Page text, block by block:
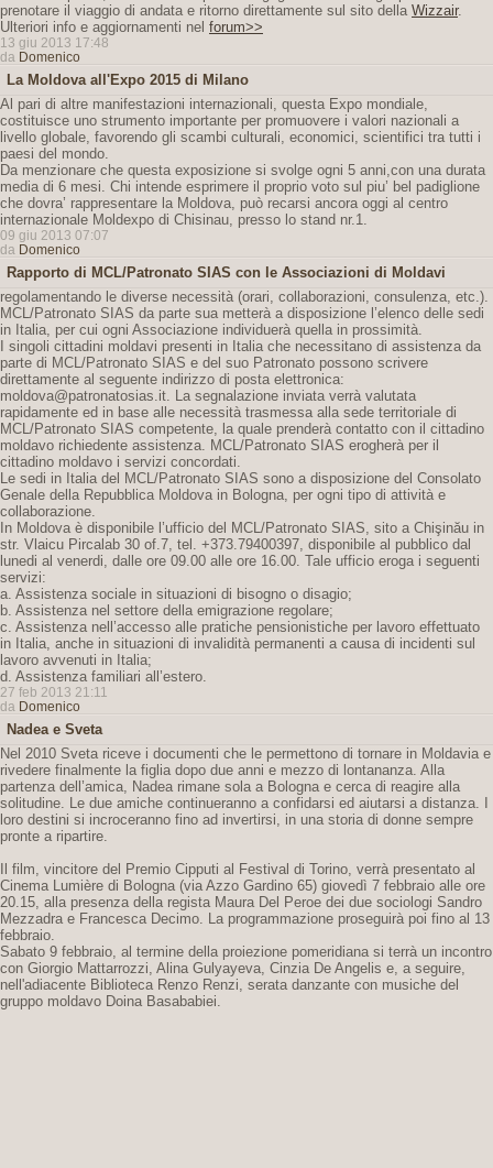
prenotare il viaggio di andata e ritorno direttamente sul sito della Wizzair.
Ulteriori info e aggiornamenti nel forum>>
13 giu 2013 17:48
da Domenico
La Moldova all'Expo 2015 di Milano
Al pari di altre manifestazioni internazionali, questa Expo mondiale,
costituisce uno strumento importante per promuovere i valori nazionali a
livello globale, favorendo gli scambi culturali, economici, scientifici tra tutti i
paesi del mondo.
Da menzionare che questa exposizione si svolge ogni 5 anni,con una durata
media di 6 mesi. Chi intende esprimere il proprio voto sul piu’ bel padiglione
che dovra’ rappresentare la Moldova, può recarsi ancora oggi al centro
internazionale Moldexpo di Chisinau, presso lo stand nr.1.
09 giu 2013 07:07
da Domenico
Rapporto di MCL/Patronato SIAS con le Associazioni di Moldavi
regolamentando le diverse necessità (orari, collaborazioni, consulenza, etc.).
MCL/Patronato SIAS da parte sua metterà a disposizione l’elenco delle sedi
in Italia, per cui ogni Associazione individuerà quella in prossimità.
I singoli cittadini moldavi presenti in Italia che necessitano di assistenza da
parte di MCL/Patronato SIAS e del suo Patronato possono scrivere
direttamente al seguente indirizzo di posta elettronica:
moldova@patronatosias.it. La segnalazione inviata verrà valutata
rapidamente ed in base alle necessità trasmessa alla sede territoriale di
MCL/Patronato SIAS competente, la quale prenderà contatto con il cittadino
moldavo richiedente assistenza. MCL/Patronato SIAS erogherà per il
cittadino moldavo i servizi concordati.
Le sedi in Italia del MCL/Patronato SIAS sono a disposizione del Consolato
Genale della Repubblica Moldova in Bologna, per ogni tipo di attività e
collaborazione.
In Moldova è disponibile l’ufficio del MCL/Patronato SIAS, sito a Chişinău in
str. Vlaicu Pircalab 30 of.7, tel. +373.79400397, disponibile al pubblico dal
lunedi al venerdi, dalle ore 09.00 alle ore 16.00. Tale ufficio eroga i seguenti
servizi:
a. Assistenza sociale in situazioni di bisogno o disagio;
b. Assistenza nel settore della emigrazione regolare;
c. Assistenza nell’accesso alle pratiche pensionistiche per lavoro effettuato
in Italia, anche in situazioni di invalidità permanenti a causa di incidenti sul
lavoro avvenuti in Italia;
d. Assistenza familiari all’estero.
27 feb 2013 21:11
da Domenico
Nadea e Sveta
Nel 2010 Sveta riceve i documenti che le permettono di tornare in Moldavia e
rivedere finalmente la figlia dopo due anni e mezzo di lontananza. Alla
partenza dell’amica, Nadea rimane sola a Bologna e cerca di reagire alla
solitudine. Le due amiche continueranno a confidarsi ed aiutarsi a distanza. I
loro destini si incroceranno fino ad invertirsi, in una storia di donne sempre
pronte a ripartire.
Il film, vincitore del Premio Cipputi al Festival di Torino, verrà presentato al
Cinema Lumière di Bologna (via Azzo Gardino 65) giovedì 7 febbraio alle ore
20.15, alla presenza della regista Maura Del Peroe dei due sociologi Sandro
Mezzadra e Francesca Decimo. La programmazione proseguirà poi fino al 13
febbraio.
Sabato 9 febbraio, al termine della proiezione pomeridiana si terrà un incontro
con Giorgio Mattarrozzi, Alina Gulyayeva, Cinzia De Angelis e, a seguire,
nell'adiacente Biblioteca Renzo Renzi, serata danzante con musiche del
gruppo moldavo Doina Basababiei.